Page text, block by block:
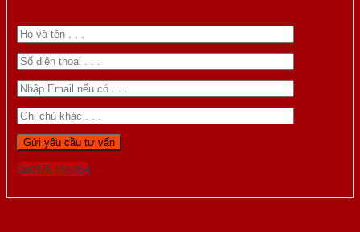
Gọi 0976.169.864